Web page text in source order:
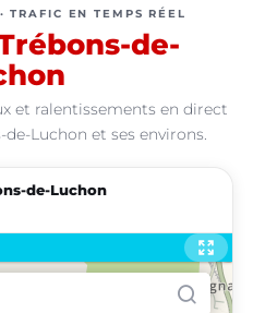
TRAFIC EN TEMPS RÉEL
de-
et ralentissements en direct
Luchon et ses environs.
de-Luchon